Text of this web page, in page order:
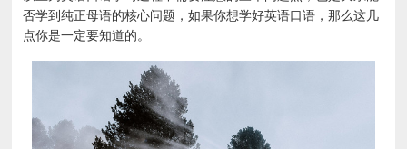
否学到纯正母语的核心问题，如果你想学好英语口语，那么这几
点你是一定要知道的。